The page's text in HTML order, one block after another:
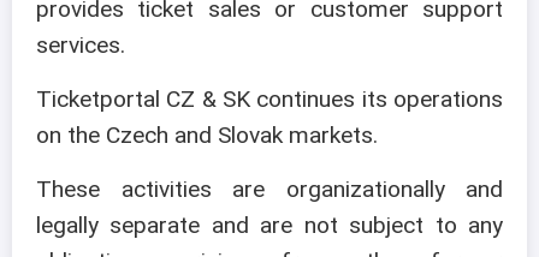
provides ticket sales or customer support
services.
Ticketportal CZ & SK continues its operations
on the Czech and Slovak markets.
These activities are organizationally and
legally separate and are not subject to any